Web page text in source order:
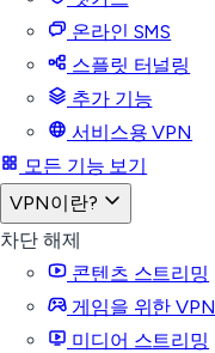
온라인 SMS
스플릿 터널링
추가 기능
서비스용 VPN
모든 기능 보기
VPN이란?
차단 해제
콘텐츠 스트리밍
게임을 위한 VPN
미디어 스트리밍